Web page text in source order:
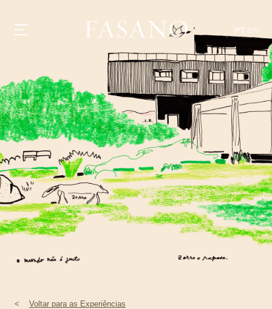
PT EN
GASTRONOMIA
HOTÉIS
EXPERIÊNCIAS
EVENTOS
VILLAS
SHOP | SELEZIONE
DESCUBRA
WHAT'S COOKING
CORRIERE
HISTÓRIA
SUSTENTABILIDADE
CONTATO
< Voltar para as Experiências